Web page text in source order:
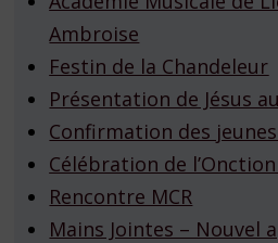
Ambroise
Festin de la Chandeleur
Présentation de Jésus
Confirmation des
Célébration de
Rencontre MCR
Mains Jointes – Nouvel